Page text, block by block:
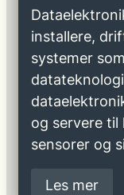
installere,
systemer
og servere til
sensorer og
Les mer